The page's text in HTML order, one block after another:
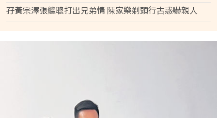
孖黃宗澤張繼聰打出兄弟情 陳家樂剃頭行古惑嚇親人